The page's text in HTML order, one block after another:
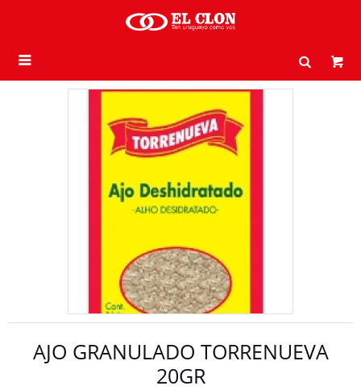

AJO GRANULADO TORRENUEVA
20GR